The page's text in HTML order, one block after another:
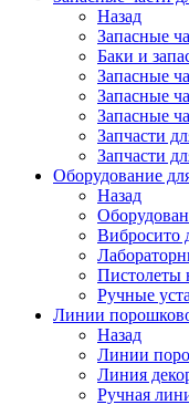
Назад
Запасные
Баки и
Запасные
Запасные
Запасные
Запчасти
Запчасти
Оборудование
Назад
Вибросито
Пистолеты
Ручные
Линии
Назад
Линии
Линия
Ручная